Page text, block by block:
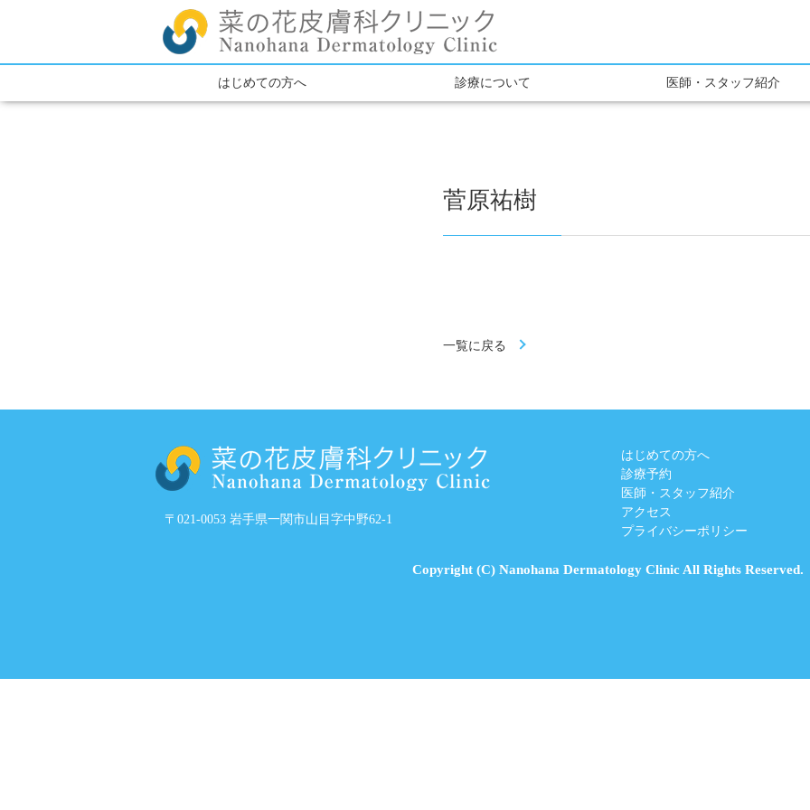
はじめての方へ 診療について 医師・スタッフ紹介
菅原祐樹
一覧に戻る
〒021-0053 岩手県一関市山目字中野62-1
はじめての方へ
診療予約
医師・スタッフ紹介
アクセス
プライバシーポリシー
Copyright (C) Nanohana Dermatology Clinic All Rights Reserved.